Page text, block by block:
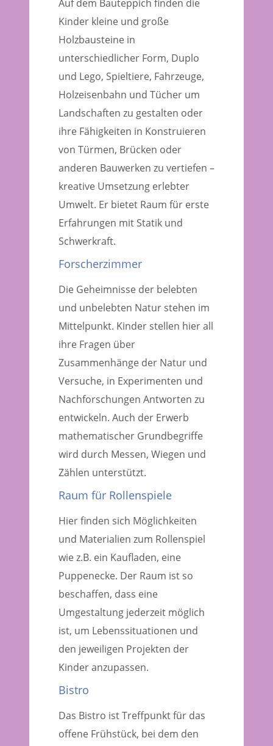
Auf dem Bauteppich finden die
Kinder kleine und große
Holzbausteine in
unterschiedlicher Form, Duplo
und Lego, Spieltiere, Fahrzeuge,
Holzeisenbahn und Tücher um
Landschaften zu gestalten oder
ihre Fähigkeiten in Konstruieren
von Türmen, Brücken oder
anderen Bauwerken zu vertiefen –
kreative Umsetzung erlebter
Umwelt. Er bietet Raum für erste
Erfahrungen mit Statik und
Schwerkraft.
Forscherzimmer
Die Geheimnisse der belebten
und unbelebten Natur stehen im
Mittelpunkt. Kinder stellen hier all
ihre Fragen über
Zusammenhänge der Natur und
Versuche, in Experimenten und
Nachforschungen Antworten zu
entwickeln. Auch der Erwerb
mathematischer Grundbegriffe
wird durch Messen, Wiegen und
Zählen unterstützt.
Raum für Rollenspiele
Hier finden sich Möglichkeiten
und Materialien zum Rollenspiel
wie z.B. ein Kaufladen, eine
Puppenecke. Der Raum ist so
beschaffen, dass eine
Umgestaltung jederzeit möglich
ist, um Lebenssituationen und
den jeweiligen Projekten der
Kinder anzupassen.
Bistro
Das Bistro ist Treffpunkt für das
offene Frühstück, bei dem den